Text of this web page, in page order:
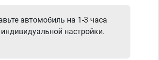
автомобиль на 1-3 часа
настройки.